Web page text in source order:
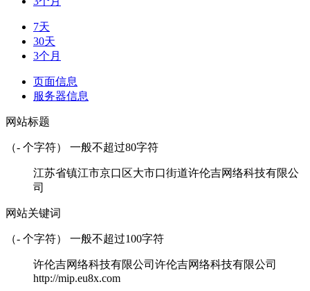
7天
30天
3个月
页面信息
服务器信息
网站标题
（- 个字符） 一般不超过80字符
江苏省镇江市京口区大市口街道许伦吉网络科技有限公
司
网站关键词
（- 个字符） 一般不超过100字符
许伦吉网络科技有限公司许伦吉网络科技有限公司
http://mip.eu8x.com